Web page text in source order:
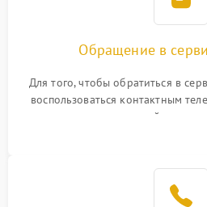
Обращение в
Для того, чтобы обратиться в
воспользоваться контактным
или оставить свой номер